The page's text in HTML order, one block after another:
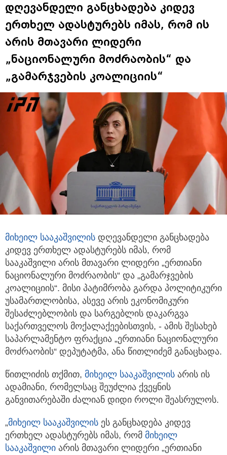
დღევანდელი განცხადება კიდევ
ერთხელ ადასტურებს იმას, რომ ის
არის მთავარი ლიდერი
„ნაციონალური მოძრაობის“ და
„გამარჯვების კოალიციის“
მიხეილ სააკაშვილის დღევანდელი განცხადება
კიდევ ერთხელ ადასტურებს იმას, რომ
სააკაშვილი არის მთავარი ლიდერი „ერთიანი
ნაციონალური მოძრაობის“ და „გამარჯვების
კოალიციის“. მისი პატიმრობა გარდა პოლიტიკური
უსამართლობისა, ასევე არის ეკონომიკური
შესაძლებლობის და სარგებლის დაკარგვა
საქართველოს მოქალაქეებისთვის, - ამის შესახებ
საპარლამენტო ფრაქცია „ერთიანი ნაციონალური
მოძრაობის“ დეპუტატმა, ანა წითლიძემ განაცხადა.
წითლიძის თქმით, მიხეილ სააკაშვილის არის ის
ადამიანი, რომელსაც შეუძლია ქვეყნის
განვითარებაში ძალიან დიდი როლი შეასრულოს.
„მიხეილ სააკაშვილის ეს განცხადება კიდევ
ერთხელ ადასტურებს იმას, რომ მიხეილ
სააკაშვილი არის მთავარი ლიდერი „ერთიანი